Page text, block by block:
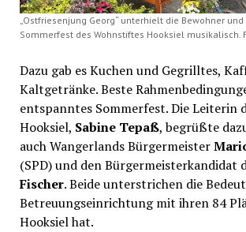
„Ostfriesenjung Georg“ unterhielt die Bewohner
Sommerfest des Wohnstiftes Hooksiel musikalisch.
Dazu gab es Kuchen und Gegrilltes,
Kaltgetränke. Beste
entspanntes Sommerfest. Die Leiterin
Hooksiel, Sabine Tepaß, begrüßte
auch Wangerlands Bürgermeister
(SPD) und den Bürgermeisterkandidat
Fischer. Beide unterstrichen die
Betreuungseinrichtung mit ihren 84
Hooksiel hat.